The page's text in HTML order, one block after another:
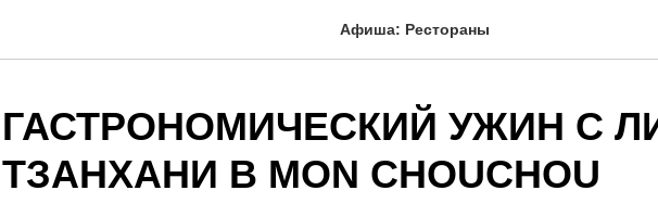
Афиша: Рестораны
ГАСТРОНОМИЧЕСКИЙ УЖИН С
ТЗАНХАНИ В MON CHOUCHOU